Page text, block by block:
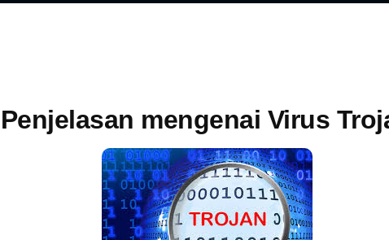
Penjelasan mengenai Virus